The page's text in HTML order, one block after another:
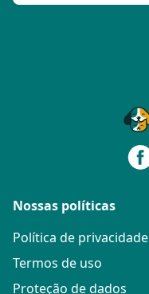
Nossas políticas
Política de privacidade
Termos de uso
Proteção de dados